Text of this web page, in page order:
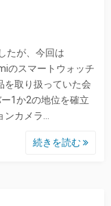
たが、今回は
のスマートウォッチ
を取り扱っていた会
1か2の地位を確立
カメラ…
続きを読む